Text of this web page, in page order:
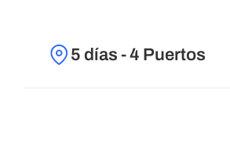
5 días - 4 Puertos